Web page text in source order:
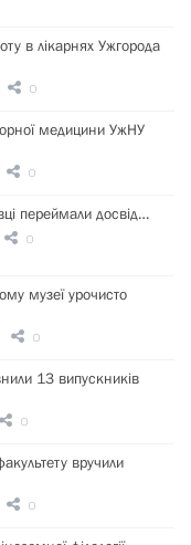
в лікарнях Ужгорода
0
медицини УжНУ
0
переймали досвід…
0
музеї урочисто
0
13 випускників
0
вручили
0